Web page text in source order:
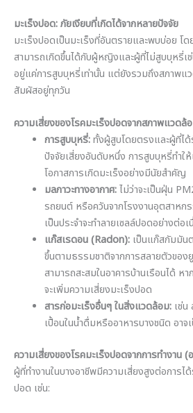
มะเร็งปอด: ภัยเงียบที่เกิดได้จากหลายปัจจัย
มะเร็งปอดเป็นมะเร็งที่อันตรายและพบบ่อย โ
สามารถเกิดขึ้นได้กับผู้หญิงและผู้ที่ไม่สูบบุหรี่เ
อยู่แค่การสูบบุหรี่เท่านั้น แต่ยังรวมถึงสภาพแว
สัมผัสอยู่ทุกวัน
ความเสี่ยงของโรคมะเร็งปอดจากสภาพแวด
การสูบบุหรี่:ทั้งผู้สูบโดยตรงและผู้ที่ไ
ปัจจัยเสี่ยงอันดับหนึ่ง การสูบบุหรี่ทำใ
โอกาสการเกิดมะเร็งอย่างมีนัยสำคัญ
มลภาวะทางอากาศ:ไม่ว่าจะเป็นฝุ่น
รถยนต์ หรือควันจากโรงงานอุตสาห
เป็นประจำจะทำลายเซลล์ปอดอย่างต่อเ
แก๊สเรดอน (Radon):เป็นแก๊สกัมมัน
ขึ้นตามธรรมชาติจากการสลายตัวของ
สามารถสะสมในอาคารบ้านเรือนได้ ห
จะเพิ่มความเสี่ยงมะเร็งปอด
สารก่อมะเร็งอื่นๆ ในสิ่งแวดล้อม:เช่น
เปื้อนในน้ำดื่มหรืออาหารบางชนิด อาจ
ความเสี่ยงของโรคมะเร็งปอดจากการทำงาน (
ผู้ที่ทำงานในบางอาชีพมีความเสี่ยงสูงต่อการไ
ปอด เช่น: